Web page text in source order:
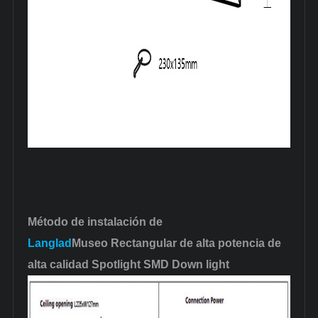
Método de instalación de
Langlad Museo Rectangular de alta potencia de
alta calidad Spotlight SMD Down light